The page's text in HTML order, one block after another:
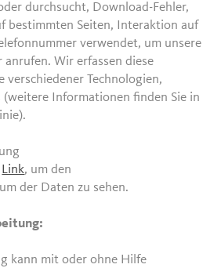
durchsucht, Download-Fehler,
bestimmten Seiten, Interaktion auf
verwendet, um unsere
anrufen. Wir erfassen diese
verschiedener Technologien,
(weitere Informationen finden Sie in
Link, um den
der Daten zu sehen.
kann mit oder ohne Hilfe